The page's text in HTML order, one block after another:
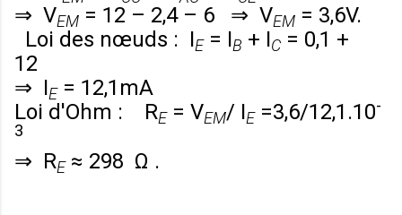
⇒ VEM = 12 – 2,4 – 6 ⇒ VEM = 3,6V.
Loi des nœuds : IE= IB + IC = 0,1 +
12
⇒ IE= 12,1mA
Loi d'Ohm :
RE= VEM/ IE=3,6/12,1.10-
3
⇒ RE≈ 298 Ω .